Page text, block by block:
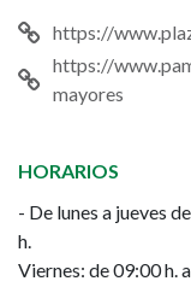
https://
https://
mayores
HORARIOS
- De lunes a jueves
h.
Viernes: de 09:00 h.